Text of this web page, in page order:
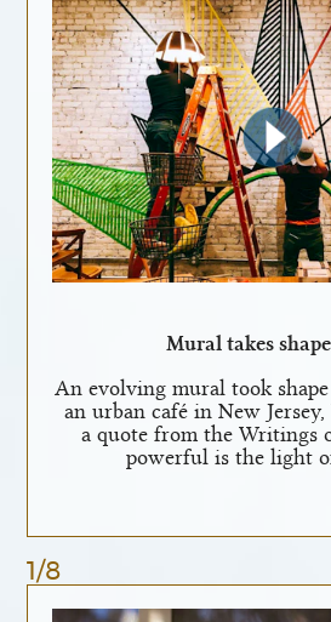
Mural takes
An evolving mural took
an urban café in New
a quote from the Writings
powerful is the light
1/8